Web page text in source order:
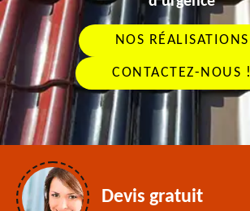
NOS RÉALISATIONS
CONTACTEZ-NOUS !
Devis gratuit